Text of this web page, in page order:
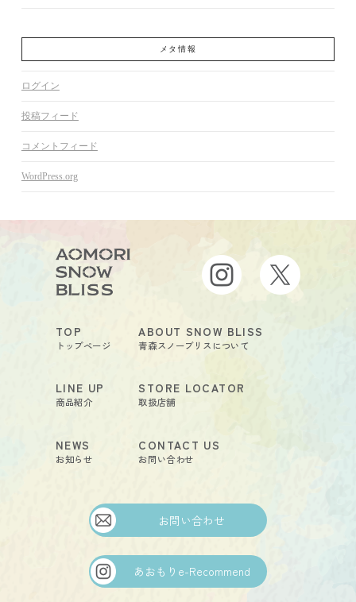
メタ情報
ログイン
投稿フィード
コメントフィード
WordPress.org
TOP
トップページ
LINE UP
商品紹介
NEWS
お知らせ
ABOUT SNOW BLISS
青森スノーブリスについて
STORE LOCATOR
取扱店舗
CONTACT US
お問い合わせ
お問い合わせ
あおもりe-Recommend